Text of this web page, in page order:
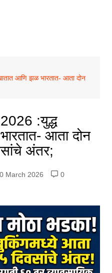
आणि झळ भारतात- आता दोन
:युद्ध
आता दोन
अंतर;
March 2026
0